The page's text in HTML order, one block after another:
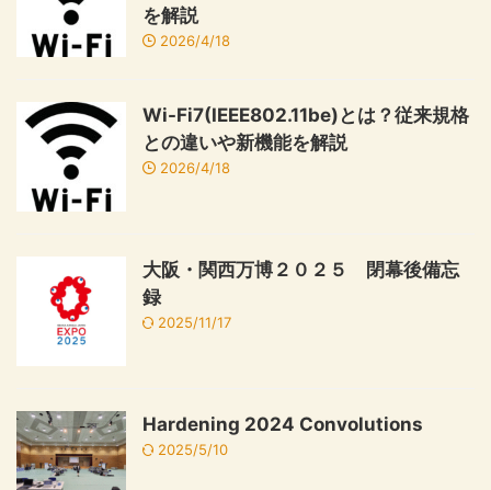
を解説
2026/4/18
Wi-Fi7(IEEE802.11be)とは？従来規格
との違いや新機能を解説
2026/4/18
大阪・関西万博２０２５ 閉幕後備忘
録
2025/11/17
Hardening 2024 Convolutions
2025/5/10